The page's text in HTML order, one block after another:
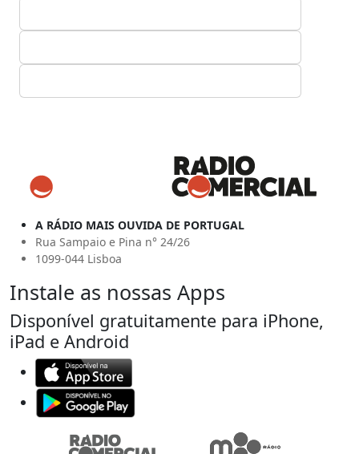
A RÁDIO MAIS OUVIDA DE PORTUGAL
Rua Sampaio e Pina n° 24/26
1099-044 Lisboa
Instale as nossas Apps
Disponível gratuitamente para iPhone,
iPad e Android